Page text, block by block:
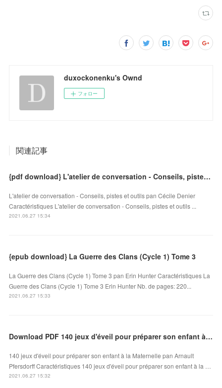
duxockonenku's Ownd
フォロー
関連記事
{pdf download} L'atelier de conversation - Conseils, pistes et outils
L'atelier de conversation - Conseils, pistes et outils pan Cécile Denier
Caractéristiques L'atelier de conversation - Conseils, pistes et outils ...
2021.06.27 15:34
{epub download} La Guerre des Clans (Cycle 1) Tome 3
La Guerre des Clans (Cycle 1) Tome 3 pan Erin Hunter Caractéristiques La
Guerre des Clans (Cycle 1) Tome 3 Erin Hunter Nb. de pages: 220...
2021.06.27 15:33
Download PDF 140 jeux d'éveil pour préparer son enfant à la Maternelle
140 jeux d'éveil pour préparer son enfant à la Maternelle pan Arnault
Pfersdorff Caractéristiques 140 jeux d'éveil pour préparer son enfant à la …
2021.06.27 15:32